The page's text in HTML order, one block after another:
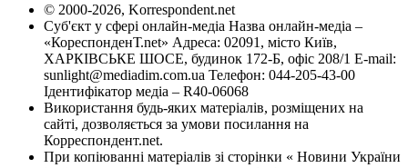
© 2000-2026, Korrespondent.net
Суб'єкт у сфері онлайн-медіа Назва онлайн-медіа –
«КореспонденТ.net» Адреса: 02091, місто Київ,
ХАРКІВСЬКЕ ШОСЕ, будинок 172-Б, офіс 208/1 E-mail:
sunlight@mediadim.com.ua Телефон: 044-205-43-00
Ідентифікатор медіа – R40-06068
Використання будь-яких матеріалів, розміщених на
сайті, дозволяється за умови посилання на
Корреспондент.net.
При копіюванні матеріалів зі сторінки « Новини України